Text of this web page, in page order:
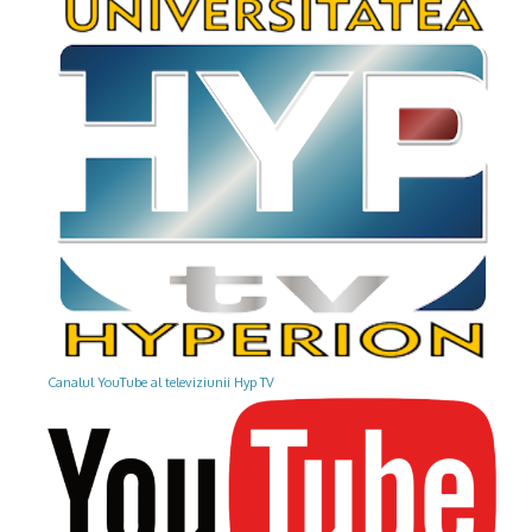
Canalul YouTube al televiziunii Hyp TV